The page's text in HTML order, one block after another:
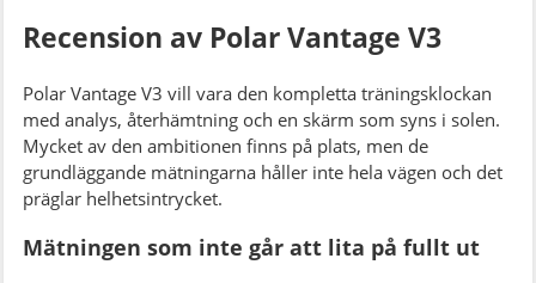
Recension av Polar Vantage V3
Polar Vantage V3 vill vara den kompletta träningsklockan
med analys, återhämtning och en skärm som syns i solen.
Mycket av den ambitionen finns på plats, men de
grundläggande mätningarna håller inte hela vägen och det
präglar helhetsintrycket.
Mätningen som inte går att lita på fullt ut